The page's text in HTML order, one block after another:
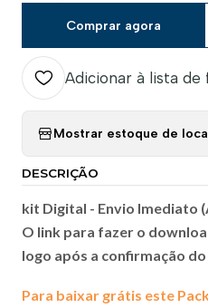
Comprar agora
Adicionar à lista de
Mostrar estoque de
DESCRIÇÃO
kit Digital - Envio Imediato
O link para fazer o
logo após a confirmação
Para baixar grátis este